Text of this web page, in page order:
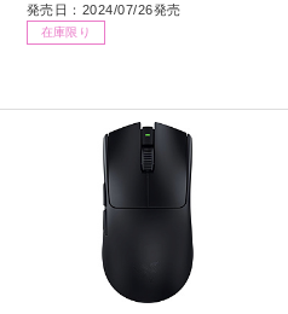
発売日：2024/07/26発売
在庫限り